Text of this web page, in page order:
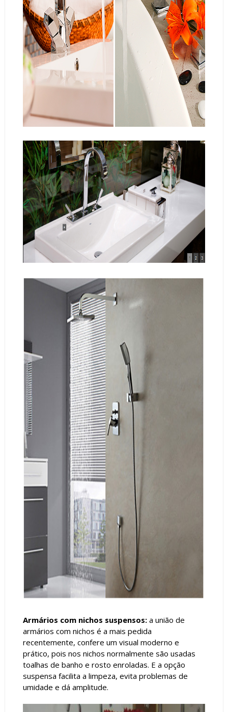
Armários com nichos suspensos:a união de
armários com nichos é a mais pedida
recentemente, confere um visual moderno e
prático, pois nos nichos normalmente são usadas
toalhas de banho e rosto enroladas. E a opção
suspensa facilita a limpeza, evita problemas de
umidade e dá amplitude.